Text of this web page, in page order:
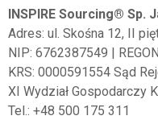
INSPIRE Sourcing® Sp.
Adres: ul. Skośna 12, II
NIP: 6762387549 |
KRS: 0000591554 Sąd
XI Wydział Gospodarczy
Tel.: +48 500 175 311